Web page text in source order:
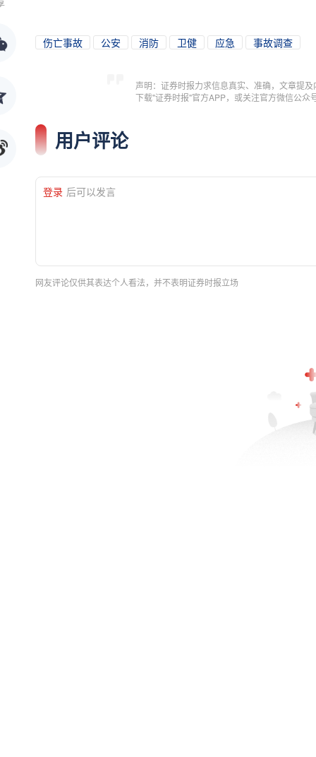
伤亡事故 公安 消防 卫健 应急 事故调查
声明：证券时报力求信息真实、准确，文章提
下载"证券时报"官方APP，或关注官方微信公
用户评论
登录 后可以发言
网友评论仅供其表达个人看法，并不表明证券时报立场